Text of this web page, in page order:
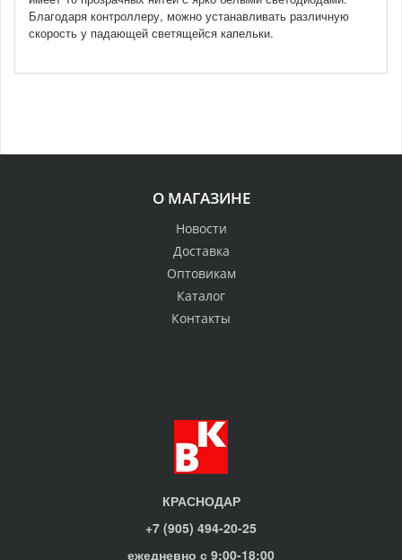
Благодаря контроллеру, можно устанавливать различную
скорость у падающей светящейся капельки.
О МАГАЗИНЕ
Новости
Доставка
Оптовикам
Каталог
Контакты
КРАСНОДАР
+7 (905) 494-20-25
ежедневно с 9:00-18:00